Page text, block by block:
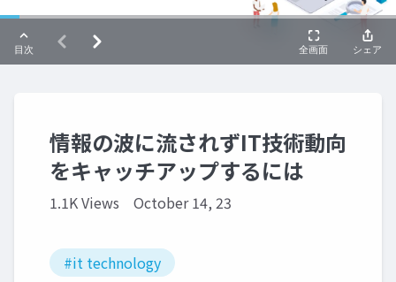
情報の波に流されずIT技術動向
をキャッチアップするには
1.1K Views October 14, 23
#it technology